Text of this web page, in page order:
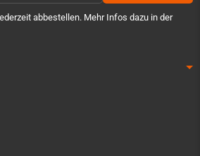
abbestellen. Mehr Infos dazu in der